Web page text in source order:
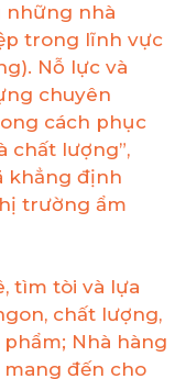
những nhà
trong lĩnh vực
Nỗ lực và
chuyên
cách phục
chất lượng”,
khẳng định
trường ẩm
tìm tòi và lựa
chất lượng,
Nhà hàng
đến cho